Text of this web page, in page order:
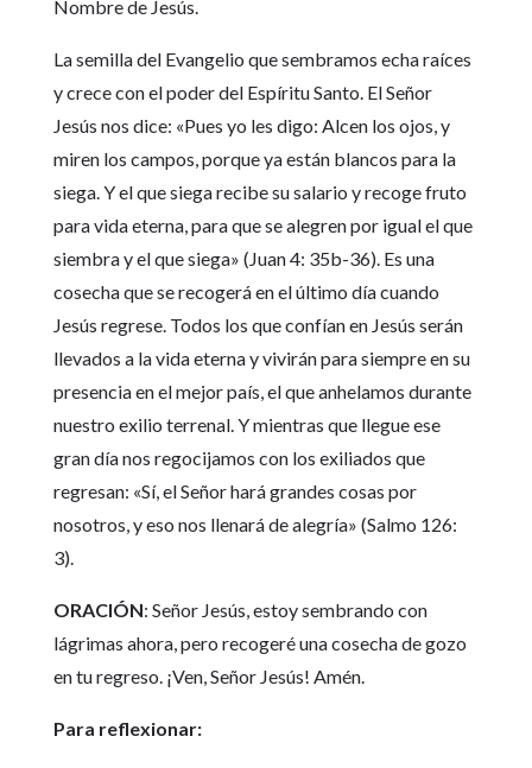
Nombre de Jesús.
La semilla del Evangelio que sembramos echa raíces
y crece con el poder del Espíritu Santo. El Señor
Jesús nos dice: «Pues yo les digo: Alcen los ojos, y
miren los campos, porque ya están blancos para la
siega. Y el que siega recibe su salario y recoge fruto
para vida eterna, para que se alegren por igual el que
siembra y el que siega» (Juan 4: 35b-36). Es una
cosecha que se recogerá en el último día cuando
Jesús regrese. Todos los que confían en Jesús serán
llevados a la vida eterna y vivirán para siempre en su
presencia en el mejor país, el que anhelamos durante
nuestro exilio terrenal. Y mientras que llegue ese
gran día nos regocijamos con los exiliados que
regresan: «Sí, el Señor hará grandes cosas por
nosotros, y eso nos llenará de alegría» (Salmo 126:
3).
ORACIÓN: Señor Jesús, estoy sembrando con
lágrimas ahora, pero recogeré una cosecha de gozo
en tu regreso. ¡Ven, Señor Jesús! Amén.
Para reflexionar: